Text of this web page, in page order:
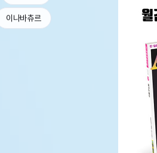
이나바츄르